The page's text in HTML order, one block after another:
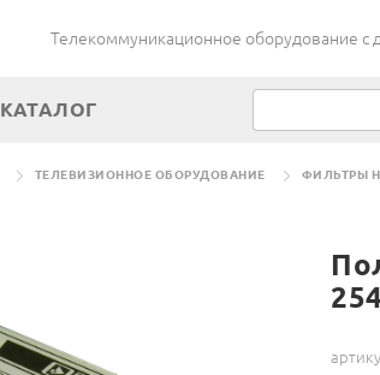
Телекоммуникационное оборудование c
КАТАЛОГ
ТЕЛЕВИЗИОННОЕ ОБОРУДОВАНИЕ ФИЛЬТРЫ
254